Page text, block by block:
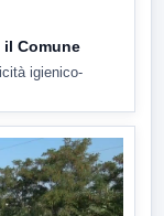
il Comune
igienico-